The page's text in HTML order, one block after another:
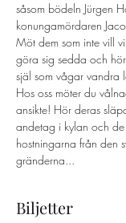
såsom bödeln Jürgen
konungamördaren
Möt dem som inte vill
göra sig sedda och
själ som vågar vandra
Hos oss möter du
ansikte! Hör deras
andetag i kylan och de
hostningarna från den
gränderna...
Biljetter